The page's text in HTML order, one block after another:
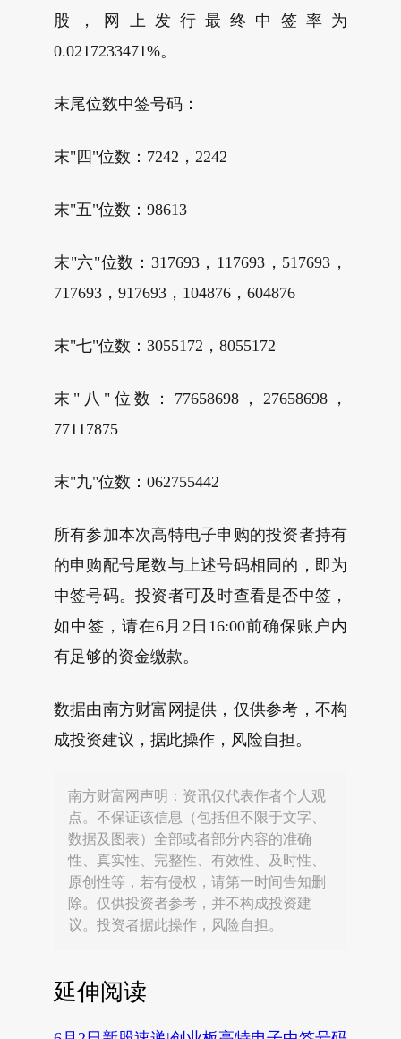
股，网上发行最终中签率为
0.0217233471%。
末尾位数中签号码：
末"四"位数：7242，2242
末"五"位数：98613
末"六"位数：317693，117693，517693，
717693，917693，104876，604876
末"七"位数：3055172，8055172
末"八"位数：77658698，27658698，
77117875
末"九"位数：062755442
所有参加本次高特电子申购的投资者持有
的申购配号尾数与上述号码相同的，即为
中签号码。投资者可及时查看是否中签，
如中签，请在6月2日16:00前确保账户内
有足够的资金缴款。
数据由南方财富网提供，仅供参考，不构
成投资建议，据此操作，风险自担。
南方财富网声明：资讯仅代表作者个人观
点。不保证该信息（包括但不限于文字、
数据及图表）全部或者部分内容的准确
性、真实性、完整性、有效性、及时性、
原创性等，若有侵权，请第一时间告知删
除。仅供投资者参考，并不构成投资建
议。投资者据此操作，风险自担。
延伸阅读